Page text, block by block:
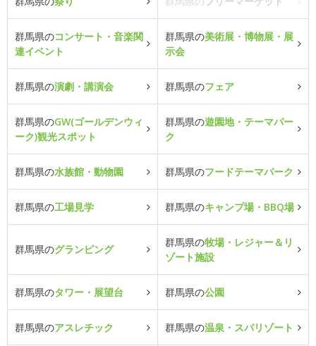
群馬県のコンサート・音楽関
連イベント
群馬県の美術展・博物展・展
示会
群馬県の演劇・講演会 群馬県のフェア
群馬県のGW(ゴールデンウィ
ーク)観光スポット
群馬県の遊園地・テーマパー
ク
群馬県の水族館・動物園 群馬県のフードテーマパーク
群馬県の工場見学 群馬県のキャンプ場・BBQ場
群馬県のグランピング
群馬県の牧場・レジャー＆リ
ゾート施設
群馬県のタワー・展望台 群馬県の公園
群馬県のアスレチック 群馬県の温泉・スパリゾート